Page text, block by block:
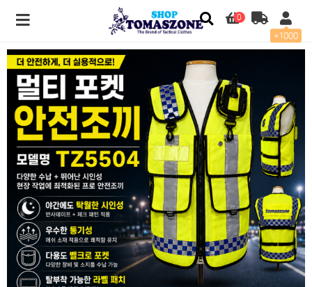
0
+1000
[토마스존] TZ5504 커스터마이징 멀티포켓 안전조끼 > 전용관